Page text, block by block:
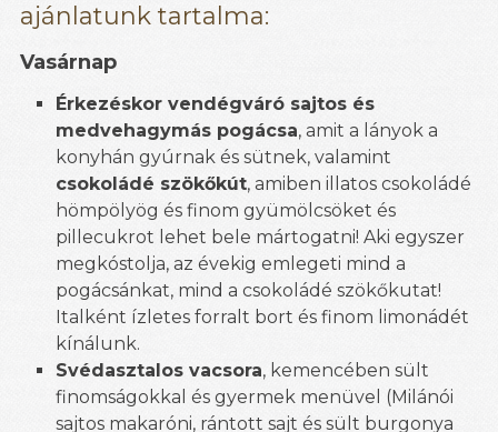
ajánlatunk tartalma:
Vasárnap
Érkezéskor vendégváró sajtos és
medvehagymás pogácsa, amit a lányok a
konyhán gyúrnak és sütnek, valamint
csokoládé szökőkút, amiben illatos csokoládé
hömpölyög és finom gyümölcsöket és
pillecukrot lehet bele mártogatni! Aki egyszer
megkóstolja, az évekig emlegeti mind a
pogácsánkat, mind a csokoládé szökőkutat!
Italként ízletes forralt bort és finom limonádét
kínálunk.
Svédasztalos vacsora, kemencében sült
finomságokkal és gyermek menüvel (Milánói
sajtos makaróni, rántott sajt és sült burgonya